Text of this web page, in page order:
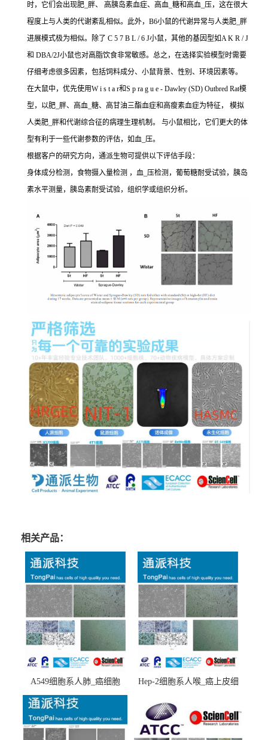
时，它们会出现肥_胖、 高胰岛素血症、高血_糖和高血_压，这在很大
程度上与人类的代谢紊乱相似。此外，B6小鼠的代谢异常与人类肥_胖
进展模式极为相似。除了 C 5 7 B L / 6 J小鼠，其他的基因型如A K R / J
和 DBA/2J小鼠也对高脂饮食非常敏感。总之，在选择实验模型时需要
仔细考虑很多因素，包括饲料成分、小鼠背景、性别、环境因素等。
在大鼠中，优先使用W i s t a r和S p ra g u e - Dawley (SD) Outbred Rat模
型，以肥_胖、高血_糖、高甘油三酯血症和高瘦素血症为特征， 模拟
人类肥_胖和代谢综合征的病理生理机制。 与小鼠相比，它们更大的体
型有利于一些代谢参数的评估，如血_压。
根据客户的研究方向，通派生物可提供以下评估手段：
身体成分检测，食物摄入量检测 ，血_压检测，葡萄糖耐受试验，胰岛
素水平测量，胰岛素耐受试验，组织学或组织分析。
相关产品：
A549细胞系人肺_癌细胞
(A549细胞)
Hep-2细胞系人喉_癌上皮细